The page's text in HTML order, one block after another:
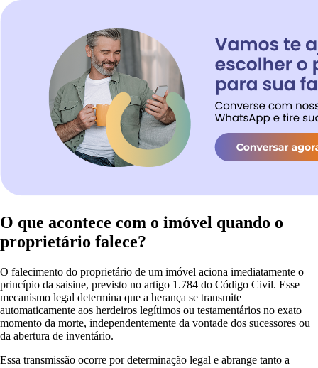
O que acontece com o imóvel quando o
proprietário falece?
O falecimento do proprietário de um imóvel aciona imediatamente o
princípio da saisine, previsto no artigo 1.784 do Código Civil. Esse
mecanismo legal determina que a herança se transmite
automaticamente aos herdeiros legítimos ou testamentários no exato
momento da morte, independentemente da vontade dos sucessores ou
da abertura de inventário.
Essa transmissão ocorre por determinação legal e abrange tanto a